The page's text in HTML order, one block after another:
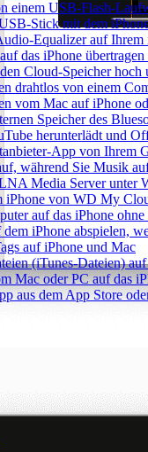
einem USB-Flash-
Stick mit dem
Equalizer auf
das iPhone
Cloud-Speicher
drahtlos von einem
vom Mac auf iPhone
Speicher des
herunterlädt und
App von Ihrem
während Sie Musik
Media Server unter
iPhone von WD My
auf das iPhone
iPhone abspielen,
auf iPhone und Mac
(iTunes-Dateien)
Mac oder PC auf das
aus dem App Store